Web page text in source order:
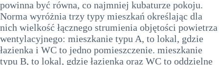
powinna być równa, co najmniej kubaturze pokoju.
Norma wyróżnia trzy typy mieszkań określając dla
nich wielkość łącznego strumienia objętości powietrza
wentylacyjnego: mieszkanie typu A, to lokal, gdzie
łazienka i WC to jedno pomieszczenie. mieszkanie
typu B, to lokal, gdzie łazienka oraz WC to oddzielne